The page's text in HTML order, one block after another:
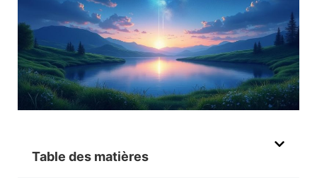
Table des matières